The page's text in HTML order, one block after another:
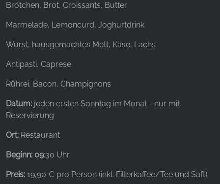
Brötchen, Brot, Croissants, Butter
Marmelade, Lemoncurd, Joghurtdrink
Wurst, hausgemachtes Mett, Käse, Lachs
Antipasti, Caprese
Rührei, Bacon, Champignons
Datum: jeden ersten Sonntag im Monat - nur mit
Reservierung
Ort: Restaurant
Beginn: 09:30 Uhr
Preis: 19,90 € pro Person (inkl. Filterkaffee/Tee und Saft)
Name:
Facebook Ireland Ltd.
Zweck:
3 Monate - 1 Jahr
Statistik Cookies erfassen Informationen anonym.
Diese Informationen helfen uns zu verstehen, wie